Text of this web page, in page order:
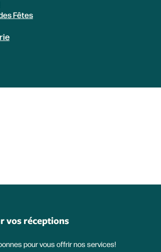
Fêtes
vos réceptions
pour vous offrir nos services!